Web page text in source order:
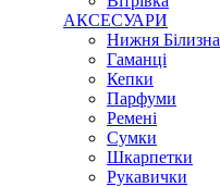
АКСЕСУАРИ
Нижня Білизна
Гаманці
Кепки
Парфуми
Ремені
Сумки
Шкарпетки
Рукавички